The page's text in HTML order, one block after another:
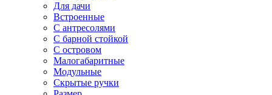
Для дачи
Встроенные
С антресолями
С барной стойкой
С островом
Малогабаритные
Модульные
Скрытые ручки